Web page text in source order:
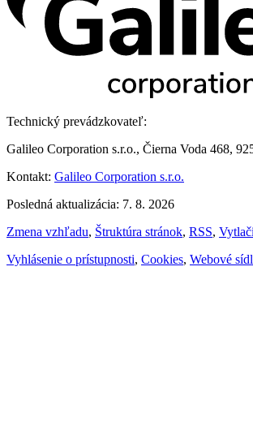
Technický prevádzkovateľ:
Galileo Corporation s.r.o., Čierna Voda 468,
Kontakt: Galileo Corporation s.r.o.
Posledná aktualizácia: 7. 8. 2026
Zmena vzhľadu, Štruktúra stránok, RSS,
Vyhlásenie o prístupnosti, Cookies, Webové